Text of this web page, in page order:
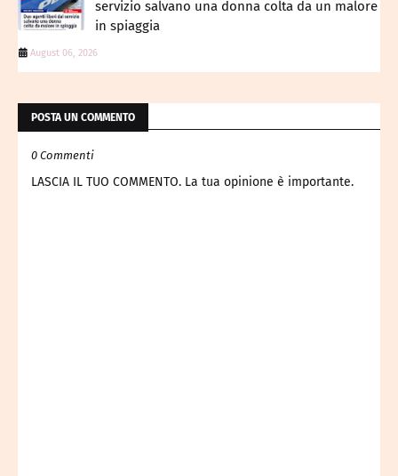
servizio salvano una donna colta da un malore
in spiaggia
August 06, 2026
POSTA UN COMMENTO
0 Commenti
LASCIA IL TUO COMMENTO. La tua opinione è importante.